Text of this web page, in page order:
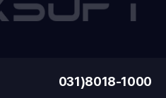
031)8018-1000